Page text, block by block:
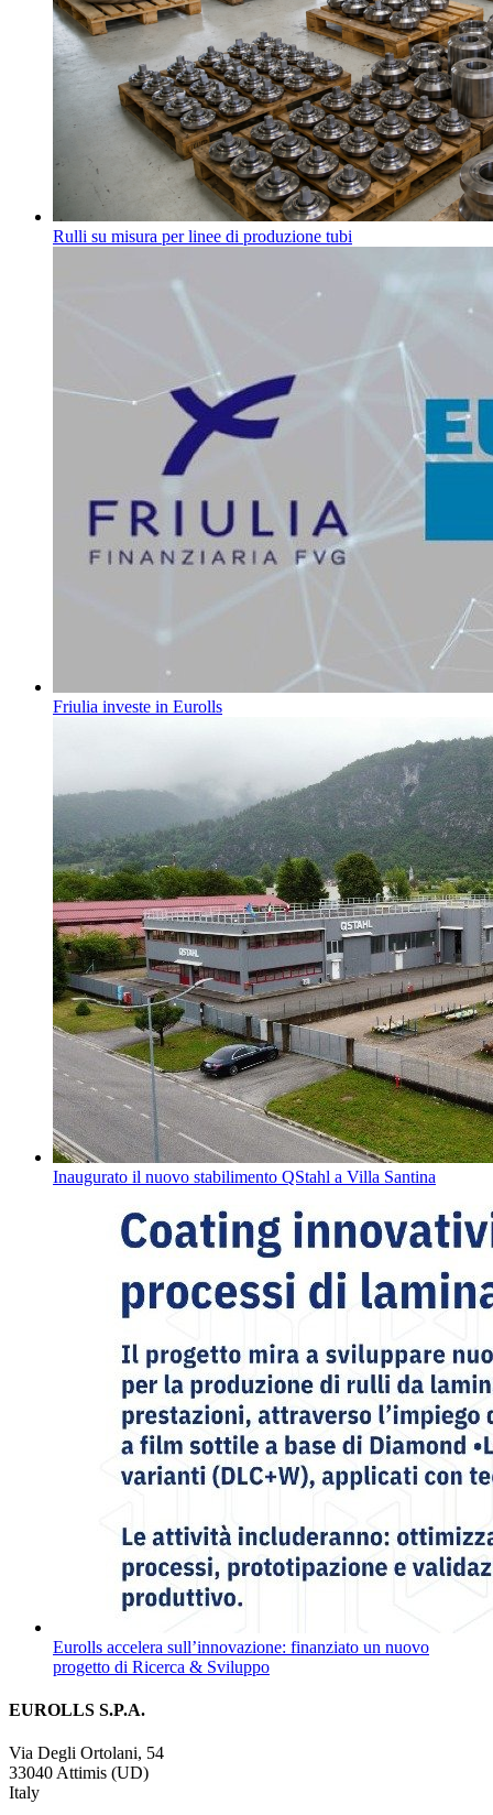
Rulli su misura per linee di produzione tubi
Friulia investe in Eurolls
Inaugurato il nuovo stabilimento QStahl a Villa Santina
Eurolls accelera sull’innovazione: finanziato un nuovo
progetto di Ricerca & Sviluppo
EUROLLS S.P.A.
Via Degli Ortolani, 54
33040 Attimis (UD)
Italy